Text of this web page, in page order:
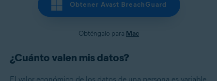
Obtener Avast BreachGuard
Obténgalo para Mac
¿Cuánto valen mis datos?
El valor económico de los datos de una persona es variable.